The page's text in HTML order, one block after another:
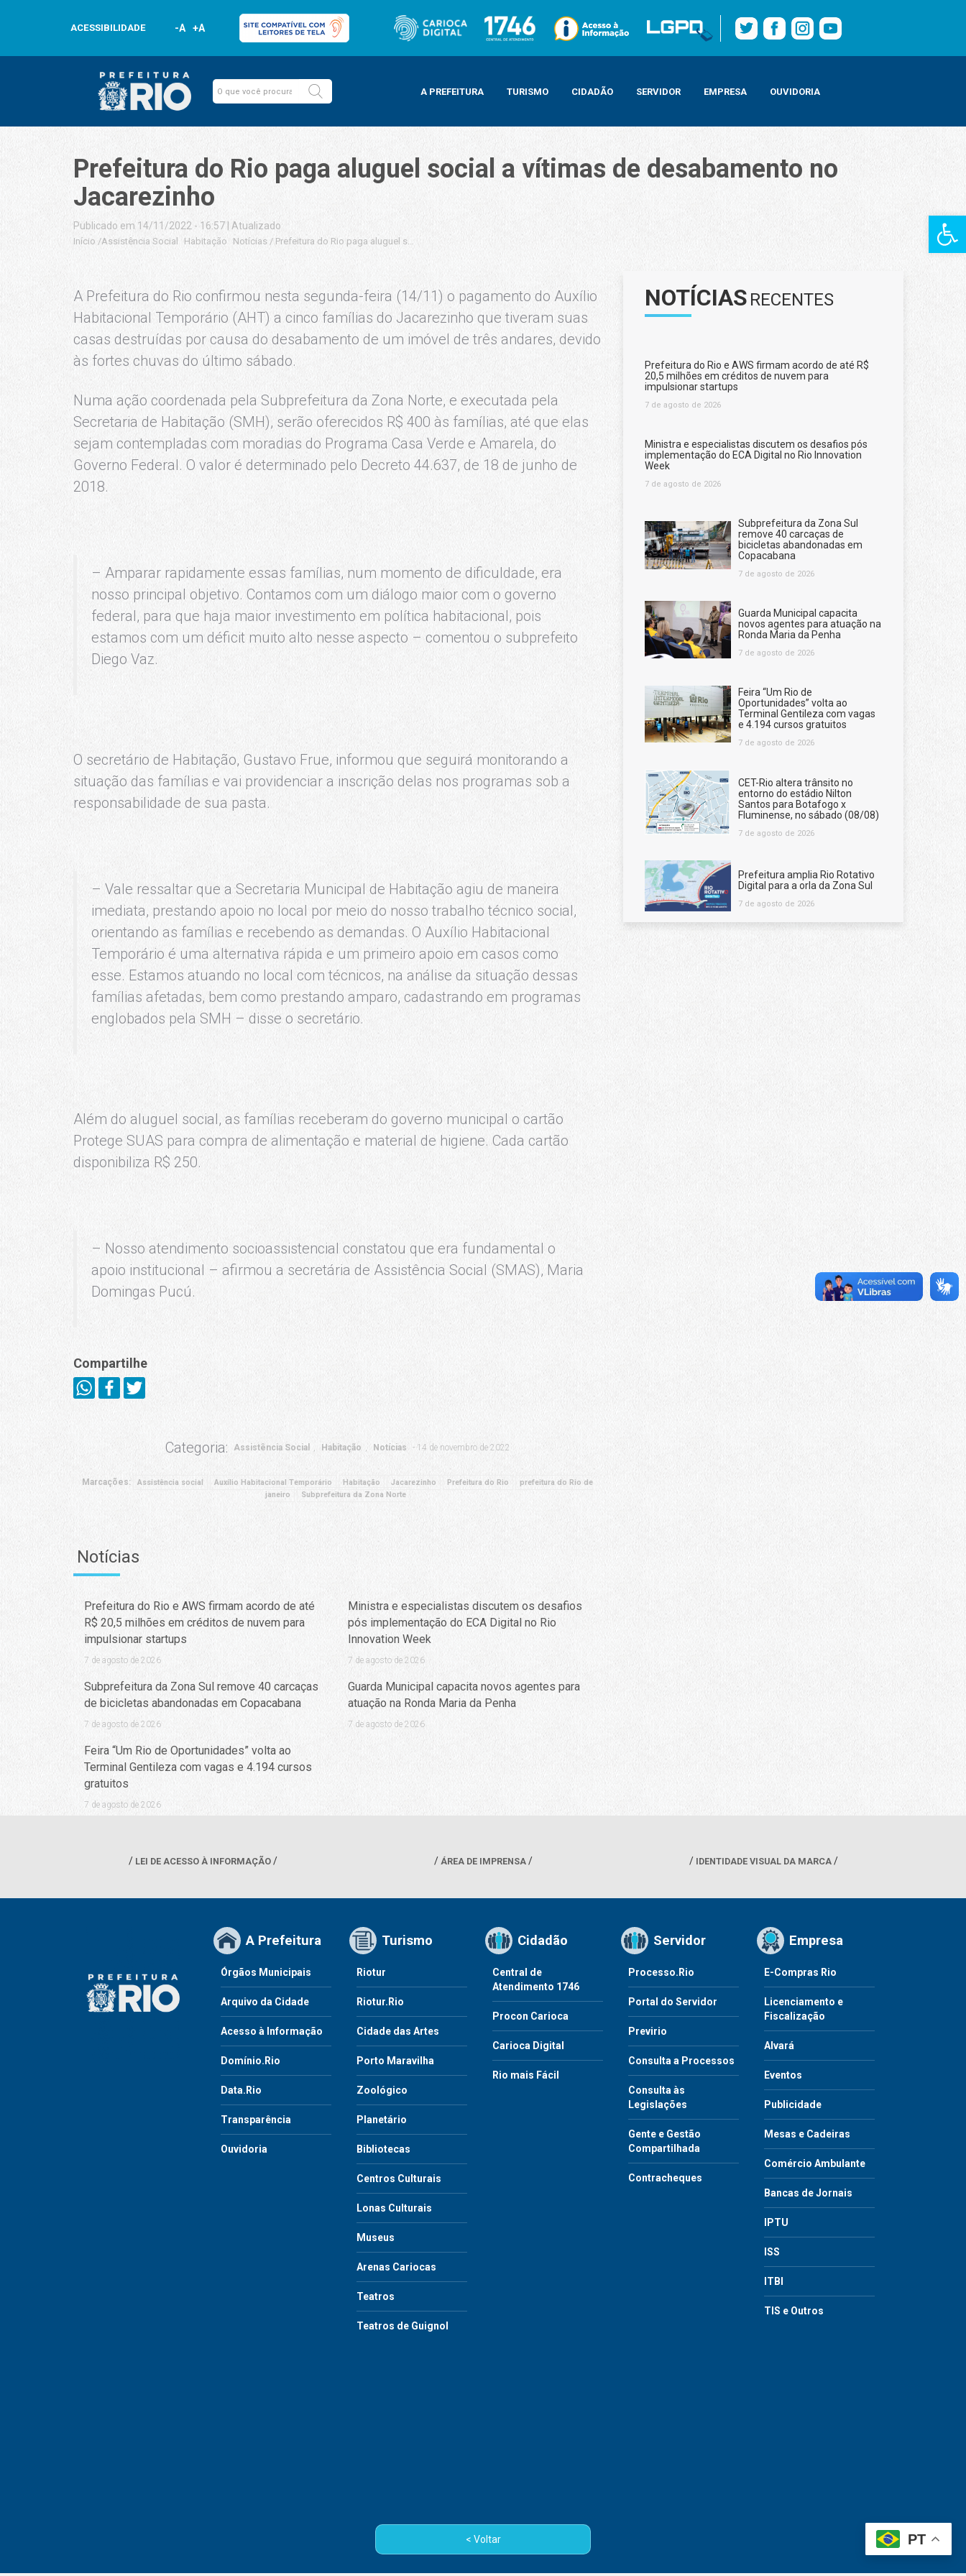
Barra de
ACESSIBILIDADE -A +A
A PREFEITURA TURISMO CIDADÃO SERVIDOR EMPRESA OUVIDORIA
Prefeitura do Rio paga aluguel social a vítimas de desabamento no
Jacarezinho
Publicado em 14/11/2022 - 16:57 Atualizado
Início /Assistência Social Habitação Notícias / Prefeitura do Rio paga aluguel social a vítimas de desabamento no Jacarezinho
A Prefeitura do Rio confirmou nesta segunda-feira (14/11) o pagamento do Auxílio
Habitacional Temporário (AHT) a cinco famílias do Jacarezinho que tiveram suas
casas destruídas por causa do desabamento de um imóvel de três andares, devido
às fortes chuvas do último sábado.
Numa ação coordenada pela Subprefeitura da Zona Norte, e executada pela
Secretaria de Habitação (SMH), serão oferecidos R$ 400 às famílias, até que elas
sejam contempladas com moradias do Programa Casa Verde e Amarela, do
Governo Federal. O valor é determinado pelo Decreto 44.637, de 18 de junho de
2018.
– Amparar rapidamente essas famílias, num momento de dificuldade, era
nosso principal objetivo. Contamos com um diálogo maior com o governo
federal, para que haja maior investimento em política habitacional, pois
estamos com um déficit muito alto nesse aspecto – comentou o subprefeito
Diego Vaz.
O secretário de Habitação, Gustavo Frue, informou que seguirá monitorando a
situação das famílias e vai providenciar a inscrição delas nos programas sob a
responsabilidade de sua pasta.
– Vale ressaltar que a Secretaria Municipal de Habitação agiu de maneira
imediata, prestando apoio no local por meio do nosso trabalho técnico social,
orientando as famílias e recebendo as demandas. O Auxílio Habitacional
Temporário é uma alternativa rápida e um primeiro apoio em casos como
esse. Estamos atuando no local com técnicos, na análise da situação dessas
famílias afetadas, bem como prestando amparo, cadastrando em programas
englobados pela SMH – disse o secretário.
Além do aluguel social, as famílias receberam do governo municipal o cartão
Protege SUAS para compra de alimentação e material de higiene. Cada cartão
disponibiliza R$ 250.
– Nosso atendimento socioassistencial constatou que era fundamental o
apoio institucional – afirmou a secretária de Assistência Social (SMAS), Maria
Domingas Pucú.
Compartilhe
Categoria: Assistência Social Habitação Notícias 14 de novembro de 2022
Marcações: Assistência social Auxílio Habitacional Temporário Habitação Jacarezinho Prefeitura do Rio
prefeitura do Rio de
janeiro
Subprefeitura da Zona Norte
Notícias
Prefeitura do Rio e AWS firmam acordo de até
R$ 20,5 milhões em créditos de nuvem para
impulsionar startups
7 de agosto de 2026
Ministra e especialistas discutem os desafios
pós implementação do ECA Digital no Rio
Innovation Week
7 de agosto de 2026
Subprefeitura da Zona Sul remove 40 carcaças
de bicicletas abandonadas em Copacabana
7 de agosto de 2026
Guarda Municipal capacita novos agentes para
atuação na Ronda Maria da Penha
7 de agosto de 2026
Feira “Um Rio de Oportunidades” volta ao
Terminal Gentileza com vagas e 4.194 cursos
gratuitos
7 de agosto de 2026
< Voltar
NOTÍCIAS RECENTES
Prefeitura do Rio e AWS firmam acordo de até R$
20,5 milhões em créditos de nuvem para
impulsionar startups
7 de agosto de 2026
Ministra e especialistas discutem os desafios pós
implementação do ECA Digital no Rio Innovation
Week
7 de agosto de 2026
Subprefeitura da Zona Sul
remove 40 carcaças de
bicicletas abandonadas em
Copacabana
7 de agosto de 2026
Guarda Municipal capacita
novos agentes para atuação na
Ronda Maria da Penha
7 de agosto de 2026
Feira “Um Rio de
Oportunidades” volta ao
Terminal Gentileza com vagas
e 4.194 cursos gratuitos
7 de agosto de 2026
CET-Rio altera trânsito no
entorno do estádio Nilton
Santos para Botafogo x
Fluminense, no sábado (08/08)
7 de agosto de 2026
Prefeitura amplia Rio Rotativo
Digital para a orla da Zona Sul
7 de agosto de 2026
LEI DE ACESSO À INFORMAÇÃO ÁREA DE IMPRENSA IDENTIDADE VISUAL DA MARCA
A Prefeitura
Órgãos Municipais
Arquivo da Cidade
Acesso à Informação
Domínio.Rio
Data.Rio
Transparência
Ouvidoria
Turismo
Riotur
Riotur.Rio
Cidade das Artes
Porto Maravilha
Zoológico
Planetário
Bibliotecas
Centros Culturais
Lonas Culturais
Museus
Arenas Cariocas
Teatros
Teatros de Guignol
Cidadão
Central de
Atendimento 1746
Procon Carioca
Carioca Digital
Rio mais Fácil
Servidor
Processo.Rio
Portal do Servidor
Previrio
Consulta a Processos
Consulta às
Legislações
Gente e Gestão
Compartilhada
Contracheques
Empresa
E-Compras Rio
Licenciamento e
Fiscalização
Alvará
Eventos
Publicidade
Mesas e Cadeiras
Comércio Ambulante
Bancas de Jornais
IPTU
ISS
ITBI
TIS e Outros
PT